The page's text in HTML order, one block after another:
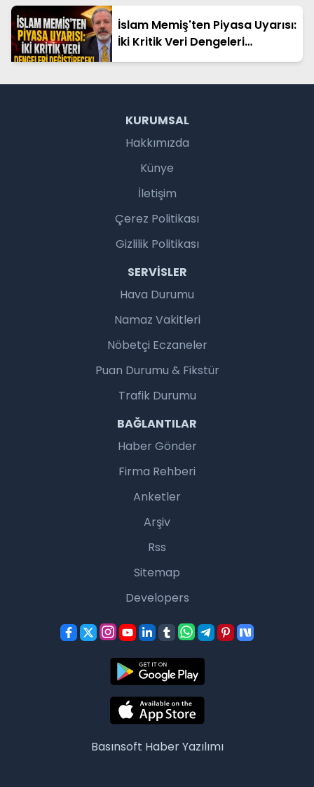
İslam Memiş'ten Piyasa Uyarısı:
İki Kritik Veri Dengeleri
Değiştirecek!
KURUMSAL
Hakkımızda
Künye
İletişim
Çerez Politikası
Gizlilik Politikası
SERVISLER
Hava Durumu
Namaz Vakitleri
Nöbetçi Eczaneler
Puan Durumu & Fikstür
Trafik Durumu
BAĞLANTILAR
Haber Gönder
Firma Rehberi
Anketler
Arşiv
Rss
Sitemap
Developers
Basınsoft Haber Yazılımı